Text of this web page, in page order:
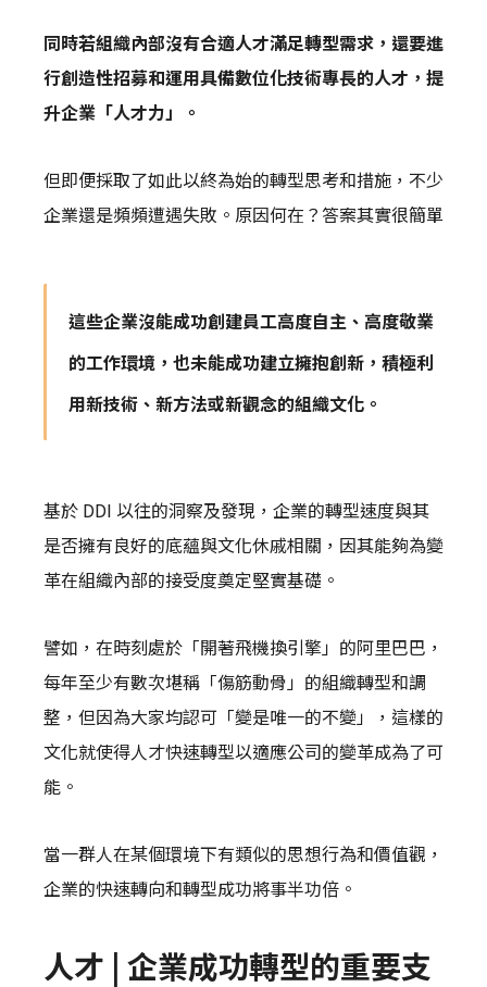
同時若組織內部沒有合適人才滿足轉型需求，還要進
行創造性招募和運用具備數位化技術專長的人才，提
升企業「人才力」。
但即便採取了如此以終為始的轉型思考和措施，不少
企業還是頻頻遭遇失敗。原因何在？答案其實很簡單
這些企業沒能成功創建員工高度自主、高度敬業
的工作環境，也未能成功建立擁抱創新，積極利
用新技術、新方法或新觀念的組織文化。
基於 DDI 以往的洞察及發現，企業的轉型速度與其
是否擁有良好的底蘊與文化休戚相關，因其能夠為變
革在組織內部的接受度奠定堅實基礎。
譬如，在時刻處於「開著飛機換引擎」的阿里巴巴，
每年至少有數次堪稱「傷筋動骨」的組織轉型和調
整，但因為大家均認可「變是唯一的不變」，這樣的
文化就使得人才快速轉型以適應公司的變革成為了可
能。
當一群人在某個環境下有類似的思想行為和價值觀，
企業的快速轉向和轉型成功將事半功倍。
人才 | 企業成功轉型的重要支